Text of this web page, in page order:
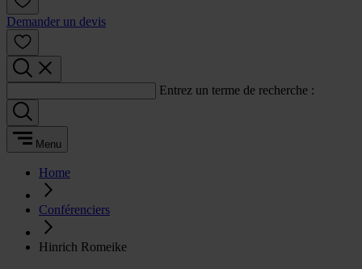
Demander un devis
Entrez un terme de recherche :
Menu
Home
Conférenciers
Hinrich Romeike